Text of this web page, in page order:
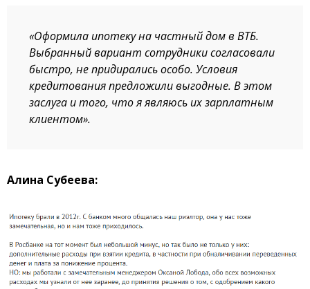
«Оформила ипотеку на частный дом в ВТБ.
Выбранный вариант сотрудники согласовали
быстро, не придирались особо. Условия
кредитования предложили выгодные. В этом
заслуга и того, что я являюсь их зарплатным
клиентом».
Алина Субеева: